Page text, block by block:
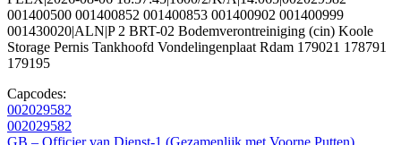
001400500 001400852 001400853 001400902 001400999
001430020|ALN|P 2 BRT-02 Bodemverontreiniging (cin) Koole
Storage Pernis Tankhoofd Vondelingenplaat Rdam 179021 178791
179195
Capcodes:
002029582
002029582